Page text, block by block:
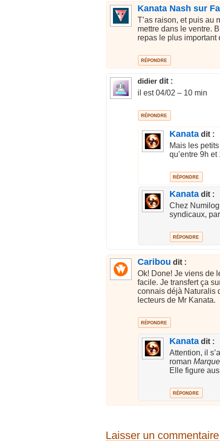
Kanata Nash sur
T’as raison, et puis au
mettre dans le ventre.
repas le plus important
RÉPONDRE
didier dit :
il est 04/02 – 10 min
RÉPONDRE
Kanata dit :
Mais les
qu’entre 9h
RÉPONDRE
Kanata dit :
Chez
syndicaux,
RÉPONDRE
Caribou dit :
Ok! Done! Je viens de
facile. Je transfert ça
connais déjà Naturalis
lecteurs de Mr Kanata.
RÉPONDRE
Kanata dit :
Attention, il
roman
Elle figure
RÉPONDRE
Laisser un commentaire